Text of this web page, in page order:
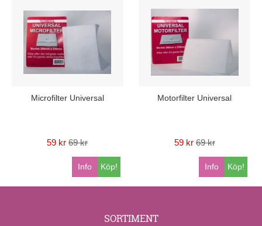
Microfilter Universal
59 kr 69 kr
Köp!
Info
Motorfilter Universal
59 kr 69 kr
Köp!
Info
SORTIMENT